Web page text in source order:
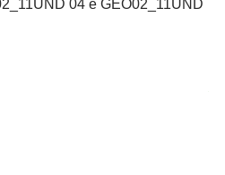
04 e GEO02_11UND